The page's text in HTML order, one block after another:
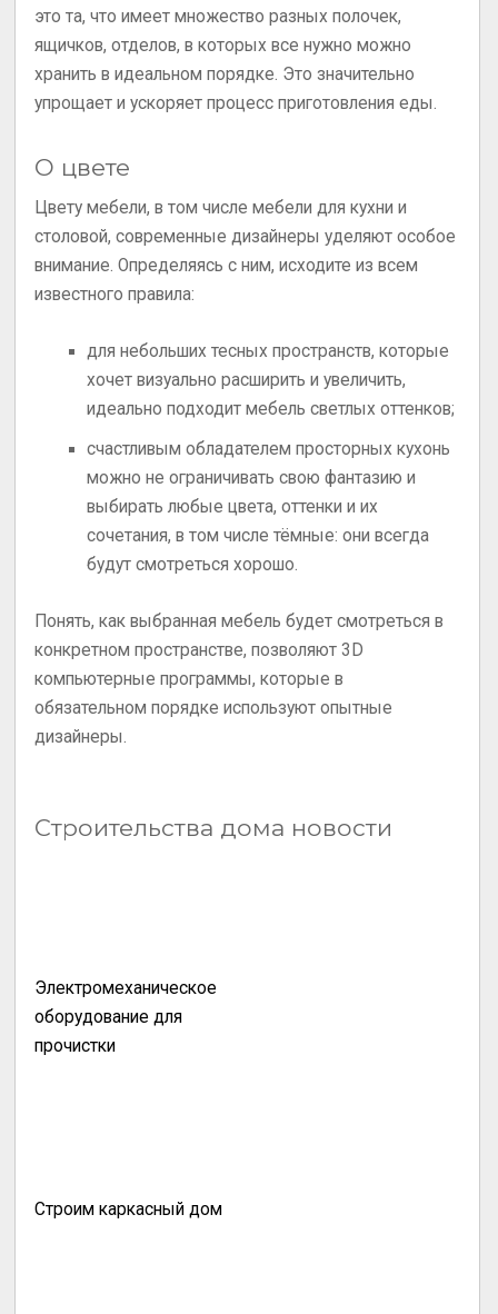
это та, что имеет множество разных полочек,
ящичков, отделов, в которых все нужно можно
хранить в идеальном порядке. Это значительно
упрощает и ускоряет процесс приготовления еды.
О цвете
Цвету мебели, в том числе мебели для кухни и
столовой, современные дизайнеры уделяют особое
внимание. Определяясь с ним, исходите из всем
известного правила:
для небольших тесных пространств, которые
хочет визуально расширить и увеличить,
идеально подходит мебель светлых оттенков;
счастливым обладателем просторных кухонь
можно не ограничивать свою фантазию и
выбирать любые цвета, оттенки и их
сочетания, в том числе тёмные: они всегда
будут смотреться хорошо.
Понять, как выбранная мебель будет смотреться в
конкретном пространстве, позволяют 3D
компьютерные программы, которые в
обязательном порядке используют опытные
дизайнеры.
Строительства дома новости
Электромеханическое
оборудование для
прочистки
Строим каркасный дом